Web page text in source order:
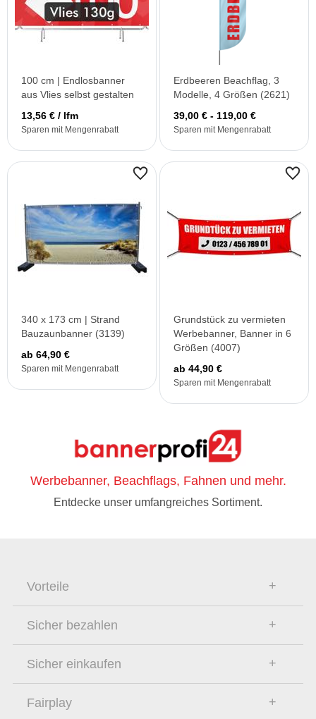
100 cm | Endlosbanner
aus Vlies selbst gestalten
13,56 € / lfm
Sparen mit Mengenrabatt
Erdbeeren Beachflag, 3
Modelle, 4 Größen (2621)
39,00 € - 119,00 €
Sparen mit Mengenrabatt
340 x 173 cm | Strand
Bauzaunbanner (3139)
ab 64,90 €
Sparen mit Mengenrabatt
Grundstück zu vermieten
Werbebanner, Banner in 6
Größen (4007)
ab 44,90 €
Sparen mit Mengenrabatt
Werbebanner, Beachflags, Fahnen und mehr.
Entdecke unser umfangreiches Sortiment.
Vorteile
Sicher bezahlen
Sicher einkaufen
Fairplay